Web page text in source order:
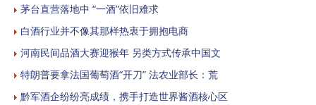
茅台直营落地中 “一酒”依旧难求
白酒行业并不像其那样热衷于拥抱电商
河南民间品酒大赛迎猴年 另类方式传承中国文
特朗普要拿法国葡萄酒“开刀” 法农业部长：荒
黔军酒企纷纷亮成绩，携手打造世界酱酒核心区